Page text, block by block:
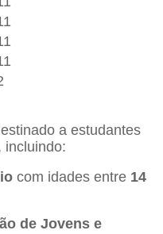
a estudantes
incluindo:
com idades entre 14
de Jovens e